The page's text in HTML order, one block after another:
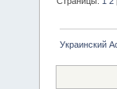
Украинский